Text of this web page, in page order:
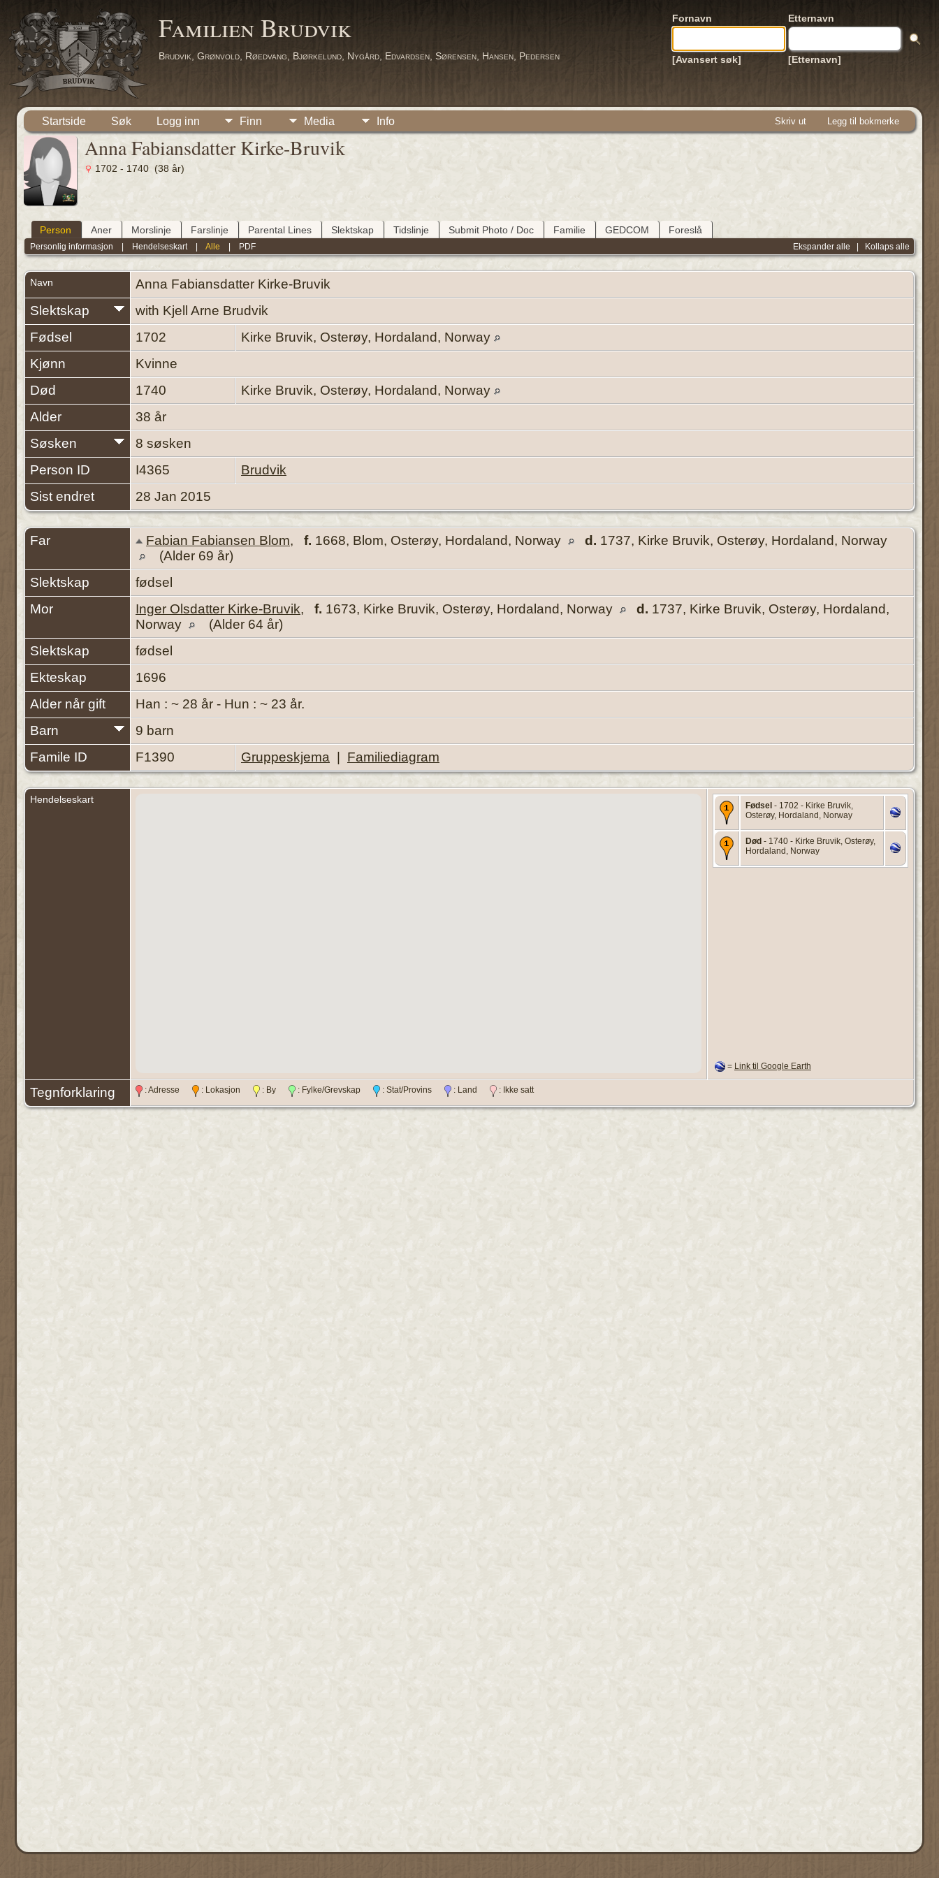
Familien Brudvik
Brudvik, Grønvold, Røedvang, Bjørkelund, Nygård, Edvardsen, Sørensen, Hansen, Pedersen
Fornavn Etternavn
[Avansert søk] [Etternavn]
Startside Søk Logg inn Finn Media Info Skriv ut Legg til bokmerke
Anna Fabiansdatter Kirke-Bruvik
1702 - 1740 (38 år)
Person Aner Morslinje Farslinje Parental Lines Slektskap Tidslinje Submit Photo / Doc Familie GEDCOM Foreslå
Ekspander alle | Kollaps alle
Personlig informasjon | Hendelseskart |Alle | PDF
Navn Anna Fabiansdatter Kirke-Bruvik
Slektskap
with Kjell Arne Brudvik
Fødsel
1702
Kirke Bruvik, Osterøy, Hordaland, Norway
Kjønn
Kvinne
Død
1740
Kirke Bruvik, Osterøy, Hordaland, Norway
Alder
38 år
Søsken
8 søsken
Person ID
I4365
Brudvik
Sist endret
28 Jan 2015
Far Fabian Fabiansen Blom, f. 1668, Blom, Osterøy, Hordaland, Norway d. 1737, Kirke Bruvik, Osterøy, Hordaland, Norway
(Alder 69 år)
Slektskap
fødsel
Mor
Inger Olsdatter Kirke-Bruvik, f. 1673, Kirke Bruvik, Osterøy, Hordaland, Norway d. 1737, Kirke Bruvik, Osterøy, Hordaland,
Norway
(Alder 64 år)
Slektskap
fødsel
Ekteskap
1696
Alder når gift
Han : ~ 28 år - Hun : ~ 23 år.
Barn
9 barn
Famile ID
F1390 Gruppeskjema | Familiediagram
Hendelseskart
Fødsel - 1702 - Kirke Bruvik,
Osterøy, Hordaland, Norway
Død - 1740 - Kirke Bruvik, Osterøy,
Hordaland, Norway
= Link til Google Earth
Tegnforklaring : Adresse : Lokasjon : By : Fylke/Grevskap : Stat/Provins : Land : Ikke satt